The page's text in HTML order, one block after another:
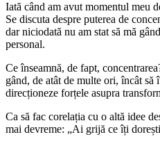
Iată când am avut momentul meu
Se discuta despre puterea de
dar niciodată nu am stat să mă
personal.
Ce înseamnă, de fapt,
gând, de atât de multe ori, încât
direcționeze forțele asupra
Ca să fac corelația cu o altă idee
mai devreme: „Ai grijă ce îți